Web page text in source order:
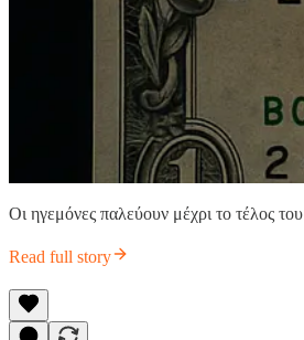
Οι ηγεμόνες παλεύουν μέχρι το τέλος
Read full story